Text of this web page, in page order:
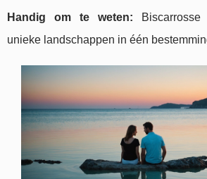
Handig om te weten:
unieke landschappen in één